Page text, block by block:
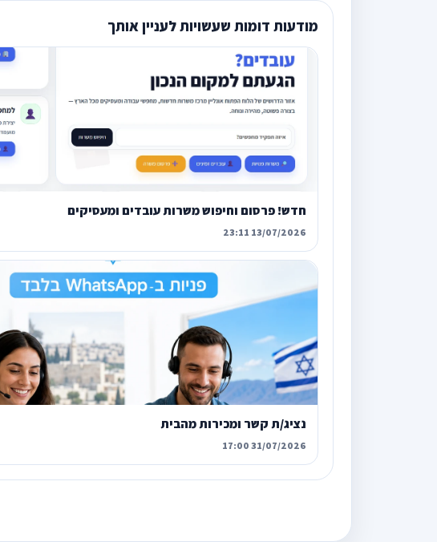
מודעות דומות שעשויות לעניין אותך
חדש! פרסום וחיפוש משרות עובדים ומעסיקים
13/07/2026 23:11
נציג/ת קשר ומכירות מהבית
31/07/2026 17:00